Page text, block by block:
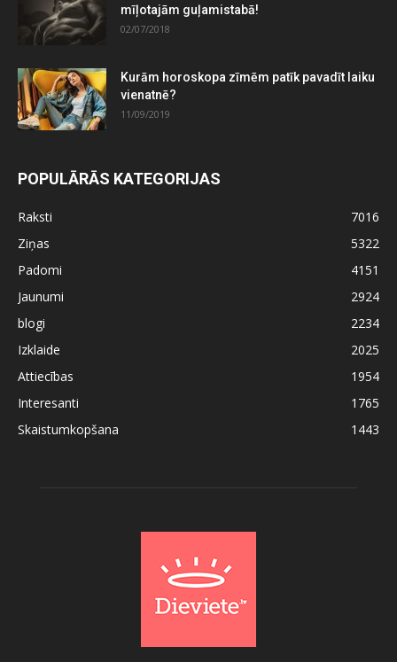
mīļotajām guļamistabā!
02/07/2018
Kurām horoskopa zīmēm patīk pavadīt laiku
vienatnē?
11/09/2019
POPULĀRĀS KATEGORIJAS
Raksti
7016
Ziņas
5322
Padomi
4151
Jaunumi
2924
blogi
2234
Izklaide
2025
Attiecības
1954
Interesanti
1765
Skaistumkopšana
1443